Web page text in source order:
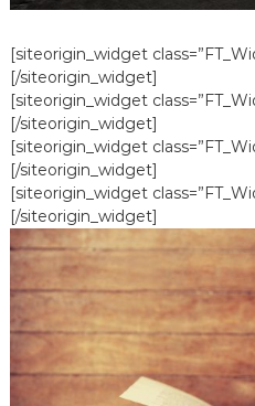
[siteorigin_widget
[/siteorigin_widget]
[siteorigin_widget
[/siteorigin_widget]
[siteorigin_widget
[/siteorigin_widget]
[siteorigin_widget
[/siteorigin_widget]